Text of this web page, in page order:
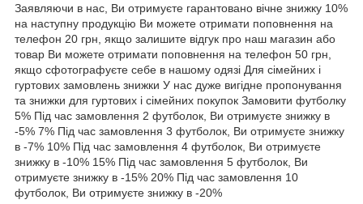
Заявляючи в нас, Ви отримуєте гарантовано вічне знижку 10%
на наступну продукцію Ви можете отримати поповнення на
телефон 20 грн, якщо залишите відгук про наш магазин або
товар Ви можете отримати поповнення на телефон 50 грн,
якщо сфотографуєте себе в нашому одязі Для сімейних і
гуртових замовлень знижки У нас дуже вигідне пропонування
та знижки для гуртових і сімейних покупок Замовити футболку
5% Під час замовлення 2 футболок, Ви отримуєте знижку в
-5% 7% Під час замовлення 3 футболок, Ви отримуєте знижку
в -7% 10% Під час замовлення 4 футболок, Ви отримуєте
знижку в -10% 15% Під час замовлення 5 футболок, Ви
отримуєте знижку в -15% 20% Під час замовлення 10
футболок, Ви отримуєте знижку в -20%